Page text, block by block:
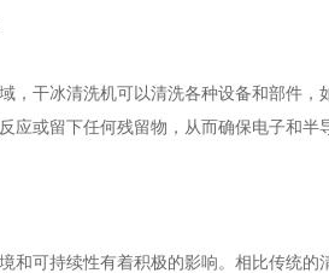
，干冰清洗机可以清洗各种设备和部件
应或留下任何残留物，从而确保电子和半
和可持续性有着积极的影响。相比传统